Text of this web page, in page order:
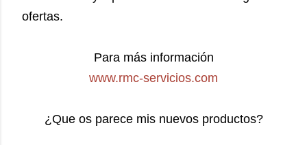
ofertas.
Para más información
www.rmc-servicios.com
¿Que os parece mis nuevos productos?